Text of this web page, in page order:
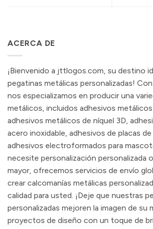
ACERCA DE
¡Bienvenido a jttlogos.com, su destino
pegatinas metálicas personalizadas! Con
nos especializamos en producir una
metálicos, incluidos adhesivos metálicos
adhesivos metálicos de níquel 3D,
acero inoxidable, adhesivos de placas
adhesivos electroformados para
necesite personalización personalizada
mayor, ofrecemos servicios de envío
crear calcomanías metálicas
calidad para usted. ¡Deje que nuestras
personalizadas mejoren la imagen de su
proyectos de diseño con un toque de